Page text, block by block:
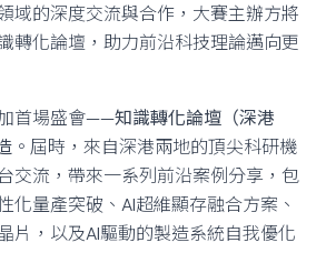
域的深度交流與合作，大賽主辦方將
轉化論壇，助力前沿科技理論邁向更
首場盛會——知識轉化論壇（深港
。屆時，來自深港兩地的頂尖科研機
交流，帶來一系列前沿案例分享，包
化量產突破、AI超維顯存融合方案、
片，以及AI驅動的製造系統自我優化